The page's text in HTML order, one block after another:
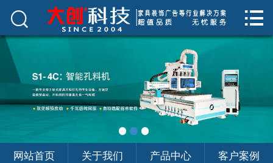
 首页
关于我们
产品中心
客户案例
新闻资讯


网站首页 关于我们 产品中心 客户案例